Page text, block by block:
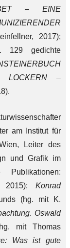
– EINE
2017);
129 gedichte
LOCKERN –
am Institut für
Leiter des
und Grafik im
Publikationen:
Konrad
(hg. mit K.
. Oswald
mit Thomas
Was ist gute